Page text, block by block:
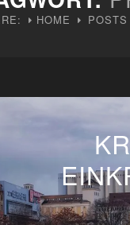
HOME